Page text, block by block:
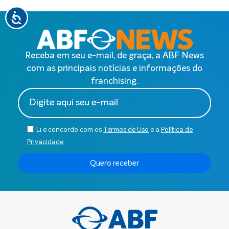
Receba em seu e-mail, de graça, a ABF News
com as principais notícias e informações do
franchising.
Li e concordo com os Termos de Uso e a Política de
Privacidade.
Quero receber